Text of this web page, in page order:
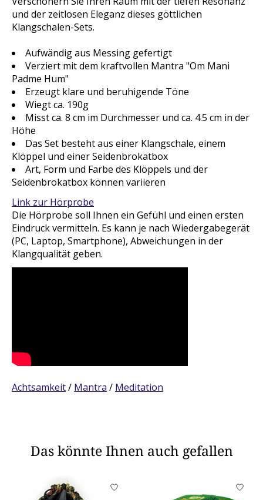
und der zeitlosen Eleganz dieses göttlichen
Klangschalen-Sets.
Aufwändig aus Messing gefertigt
Verziert mit dem kraftvollen Mantra "Om Mani
Padme Hum"
Erzeugt klare und beruhigende Töne
Wiegt ca. 190g
Misst ca. 8 cm im Durchmesser und ca. 4.5 cm in der
Höhe
Das Set besteht aus einer Klangschale, einem
Klöppel und einer Seidenbrokatbox
Art, Form und Farbe des Klöppels und der
Seidenbrokatbox können variieren
Link zur Hörprobe
Die Hörprobe soll Ihnen ein Gefühl und einen ersten
Eindruck vermitteln. Es kann je nach Wiedergabegerät
(PC, Laptop, Smartphone), Abweichungen in der
Klangqualität geben.
Achtsamkeit/ Mantra / Meditation
Das könnte Ihnen auch gefallen
Produkt-Karussell-Artikel